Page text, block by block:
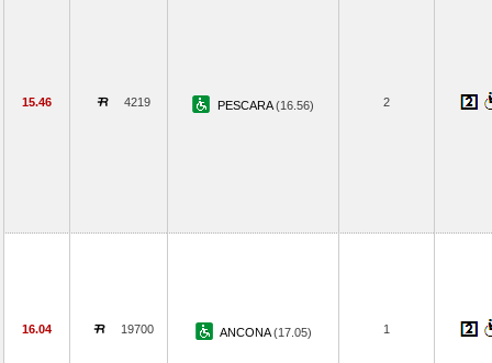
15.46 4219 PESCARA(16.56) 2
16.04 19700 ANCONA(17.05) 1